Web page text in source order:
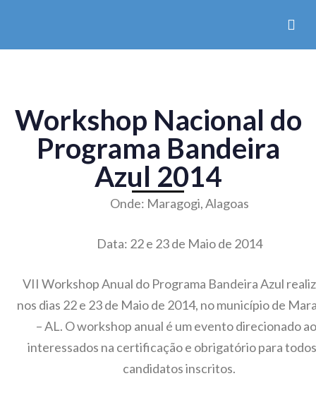
Workshop Nacional do
Programa Bandeira
Azul 2014
Onde: Maragogi, Alagoas
Data: 22 e 23 de Maio de 2014
VII Workshop Anual do Programa Bandeira Azul
nos dias 22 e 23 de Maio de 2014, no município de
– AL. O workshop anual é um evento direcionado
interessados na certificação e obrigatório para
candidatos inscritos.